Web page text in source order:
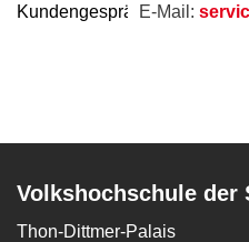
E-Mail:
Volkshochschule der
Thon-Dittmer-Palais